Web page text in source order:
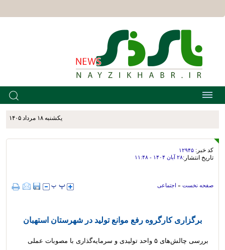
يکشنبه ۱۸ مرداد ۱۴۰۵
کد خبر: ۱۲۹۴۵
تاریخ انتشار:۲۸ آبان ۱۴۰۴ - ۱۱:۴۸
صفحه نخست » اجتماعی
برگزاری کارگروه رفع موانع تولید در شهرستان استهبان
بررسی چالش‌های ۵ واحد تولیدی و سرمایه‌گذاری با مصوبات عملی